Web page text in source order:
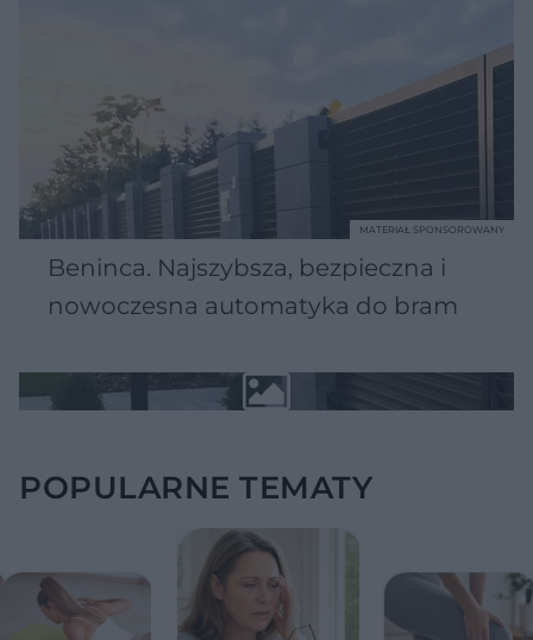
Beninca. Najszybsza, bezpieczna i
nowoczesna automatyka do bram
MATERIAŁ SPONSOROWANY
POPULARNE TEMATY